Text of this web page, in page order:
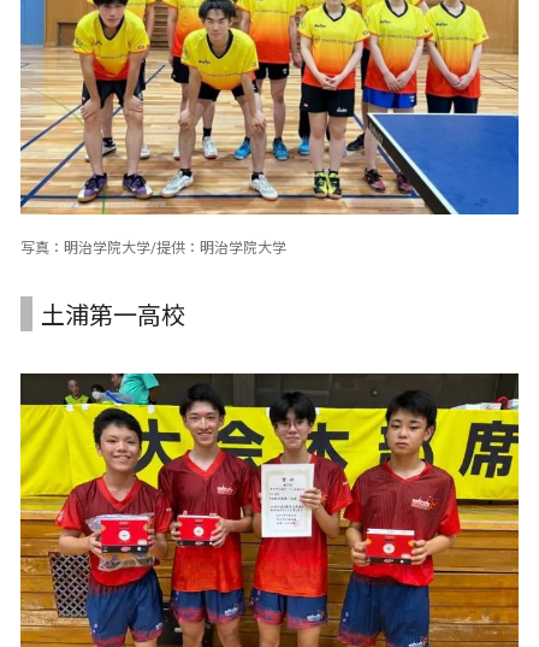
写真：明治学院大学/提供：明治学院大学
土浦第一高校